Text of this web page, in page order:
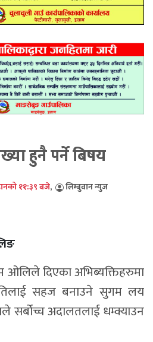
हुनै पर्ने बिषय
११:३९ बजे, लिम्बुवान न्युज
ओलिले दिएका अभिब्यक्तिहरुमा
सहज बनाउने सुगम लय
सर्बोच्च अदालतलाई धम्क्याउन